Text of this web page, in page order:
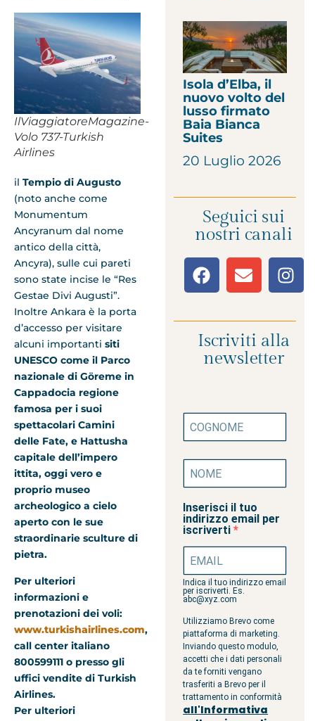
IlViaggiatoreMagazine-
Volo 737-Turkish
Airlines
il Tempio di Augusto
(noto anche come
Monumentum
Ancyranum dal nome
antico della città,
Ancyra), sulle cui pareti
sono state incise le “Res
Gestae Divi Augusti”.
Inoltre Ankara è la porta
d’accesso per visitare
alcuni importanti siti
UNESCO come il Parco
nazionale di Göreme in
Cappadocia regione
famosa per i suoi
spettacolari Camini
delle Fate, e Hattusha
capitale dell’impero
ittita, oggi vero e
proprio museo
archeologico a cielo
aperto con le sue
straordinarie sculture di
pietra.
Per ulteriori
informazioni e
prenotazioni dei voli:
www.turkishairlines.com,
call center italiano
800599111 o presso gli
uffici vendite di Turkish
Airlines.
Per ulteriori
Isola d’Elba, il
nuovo volto del
lusso firmato
Baia Bianca
Suites
20 Luglio 2026
Seguici sui
nostri canali
Iscriviti alla
newsletter
Inserisci il tuo
indirizzo email per
iscriverti
Indica il tuo indirizzo email
per iscriverti. Es.
abc@xyz.com
Utilizziamo Brevo come
piattaforma di marketing.
Inviando questo modulo,
accetti che i dati personali
da te forniti vengano
trasferiti a Brevo per il
trattamento in conformità
all'Informativa